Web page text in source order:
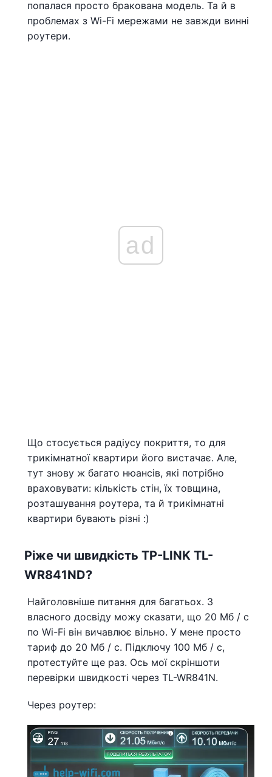
попалася просто бракована модель. Та й в
проблемах з Wi-Fi мережами не завжди винні
роутери.
ad
Що стосується радіусу покриття, то для
трикімнатної квартири його вистачає. Але,
тут знову ж багато нюансів, які потрібно
враховувати: кількість стін, їх товщина,
розташування роутера, та й трикімнатні
квартири бувають різні :)
Ріже чи швидкість TP-LINK TL-
WR841ND?
Найголовніше питання для багатьох. З
власного досвіду можу сказати, що 20 Мб / c
по Wi-Fi він вичавлює вільно. У мене просто
тариф до 20 Мб / с. Підключу 100 Мб / с,
протестуйте ще раз. Ось мої скріншоти
перевірки швидкості через TL-WR841N.
Через роутер: